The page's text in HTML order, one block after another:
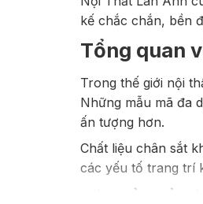
kế chắc chắn, bền
Tổng quan
Trong thế giới nội
Những mẫu mã đa
ấn tượng hơn.
Chất liệu chân sắt
các yếu tố trang trí